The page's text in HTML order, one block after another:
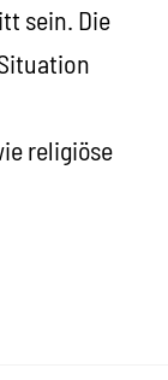
sein. Die
religiöse